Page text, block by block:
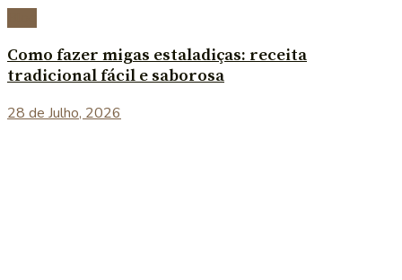
Como fazer migas estaladiças: receita
tradicional fácil e saborosa
28 de Julho, 2026